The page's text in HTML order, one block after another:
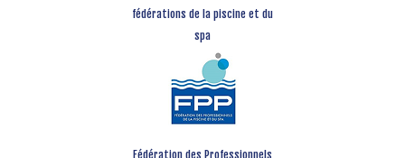
fédérations de la piscine et du
spa
Fédération des Professionnels